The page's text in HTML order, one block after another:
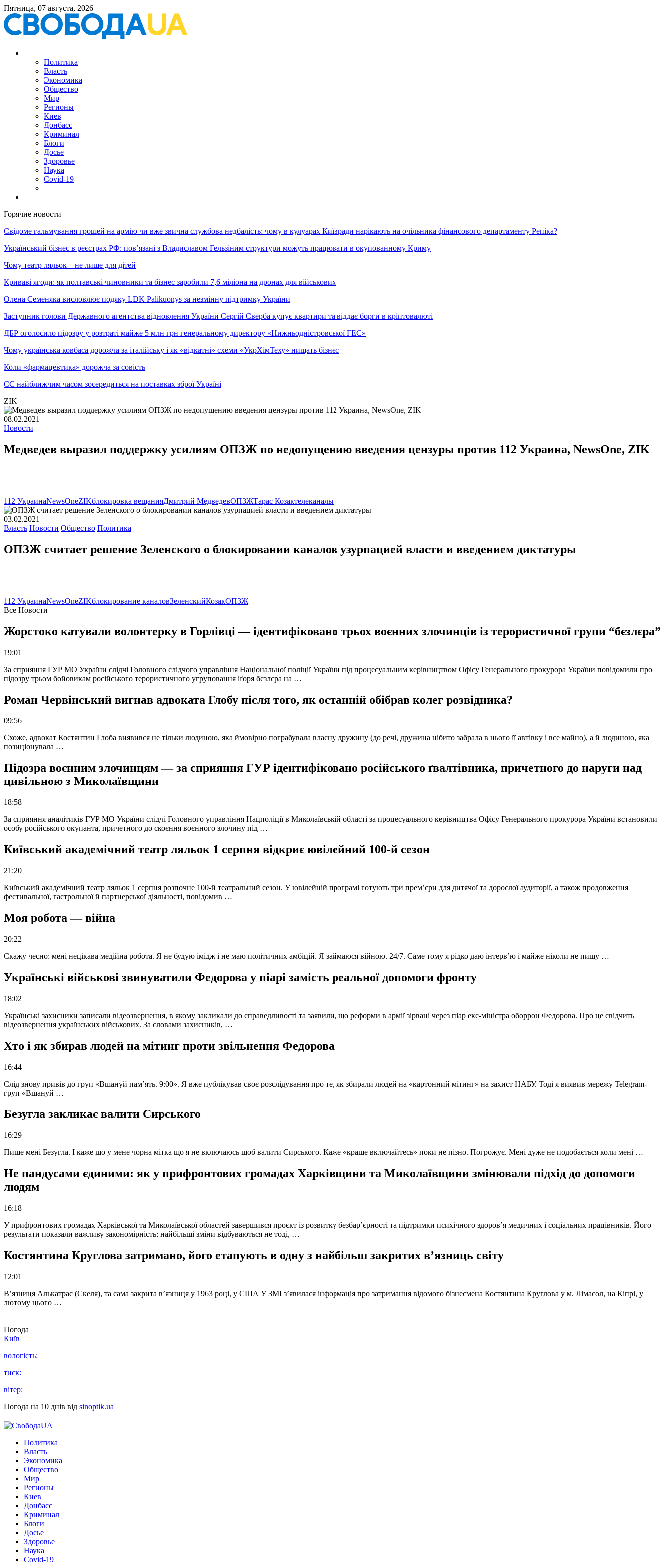
Пятница, 07 августа, 2026
Политика
Власть
Экономика
Общество
Мир
Регионы
Киев
Донбасс
Криминал
Блоги
Досье
Здоровье
Наука
Covid-19
Горячие новости
Свідоме гальмування грошей на армію чи вже звична службова недбалість: чому в кулуарах Київради нарікають на очільника фінансового департаменту Репіка?
Український бізнес в реєстрах РФ: пов’язані з Владиславом Гельзіним структури можуть працювати в окупованному Криму
Чому театр ляльок – не лише для дітей
Криваві ягоди: як полтавські чиновники та бізнес заробили 7,6 міліона на дронах для військових
Олена Семеняка висловлює подяку LDK Palikuonys за незмінну підтримку України
Заступник голови Державного агентства відновлення України Сергій Сверба купує квартири та віддає борги в кріптовалюті
ДБР оголосило підозру у розтраті майже 5 млн грн генеральному директору «Нижньодністровської ГЕС»
Чому українська ковбаса дорожча за італійську і як «відкатні» схеми «УкрХімТеху» нищать бізнес
Коли «фармацевтика» дорожча за совість
ЄС найближчим часом зосередиться на поставках зброї Україні
ZIK
08.02.2021
Новости
Медведев выразил поддержку усилиям ОПЗЖ по недопущению введения цензуры против 112 Украина, NewsOne, ZIK
112 УкраинаNewsOneZIKблокировка вещанияДмитрий МедведевОПЗЖТарас Козактелеканалы
03.02.2021
Власть Новости Общество Политика
ОПЗЖ считает решение Зеленского о блокировании каналов узурпацией власти и введением диктатуры
112 УкраинаNewsOneZIKблокирование каналовЗеленскийКозакОПЗЖ
Все Новости
Жорстоко катували волонтерку в Горлівці — ідентифіковано трьох воєнних злочинців із терористичної групи “бєзлєра”
19:01
За сприяння ГУР МО України слідчі Головного слідчого управління Національної поліції України під процесуальним керівництвом Офісу Генерального прокурора України повідомили про
підозру трьом бойовикам російського терористичного угруповання іґоря бєзлєра на …
Роман Червінський вигнав адвоката Глобу після того, як останній обібрав колег розвідника?
09:56
Схоже, адвокат Костянтин Глоба виявився не тільки людиною, яка ймовірно пограбувала власну дружину (до речі, дружина нібито забрала в нього її автівку і все майно), а й людиною, яка
позиціонувала …
Підозра воєнним злочинцям — за сприяння ГУР ідентифіковано російського ґвалтівника, причетного до наруги над
цивільною з Миколаївщини
18:58
За сприяння аналітиків ГУР МО України слідчі Головного управління Нацполіції в Миколаївській області за процесуального керівництва Офісу Генерального прокурора України встановили
особу російського окупанта, причетного до скоєння воєнного злочину під …
Київський академічний театр ляльок 1 серпня відкриє ювілейний 100-й сезон
21:20
Київський академічний театр ляльок 1 серпня розпочне 100-й театральний сезон. У ювілейній програмі готують три прем’єри для дитячої та дорослої аудиторії, а також продовження
фестивальної, гастрольної й партнерської діяльності, повідомив …
Моя робота — війна
20:22
Скажу чесно: мені нецікава медійна робота. Я не будую імідж і не маю політичних амбіцій. Я займаюся війною. 24/7. Саме тому я рідко даю інтерв’ю і майже ніколи не пишу …
Українські військові звинуватили Федорова у піарі замість реальної допомоги фронту
18:02
Українські захисники записали відеозвернення, в якому закликали до справедливості та заявили, що реформи в армії зірвані через піар екс-міністра оборрон Федорова. Про це свідчить
відеозвернення українських військових. За словами захисників, …
Хто і як збирав людей на мітинг проти звільнення Федорова
16:44
Слід знову привів до груп «Вшануй пам’ять. 9:00». Я вже публікував своє розслідування про те, як збирали людей на «картонний мітинг» на захист НАБУ. Тоді я виявив мережу Telegram-
груп «Вшануй …
Безугла закликає валити Сирського
16:29
Пише мені Безугла. І каже що у мене чорна мітка що я не включаюсь щоб валити Сирського. Каже «краще включайтесь» поки не пізно. Погрожує. Мені дуже не подобається коли мені …
Не пандусами єдиними: як у прифронтових громадах Харківщини та Миколаївщини змінювали підхід до допомоги
людям
16:18
У прифронтових громадах Харківської та Миколаївської областей завершився проєкт із розвитку безбар’єрності та підтримки психічного здоров’я медичних і соціальних працівників. Його
результати показали важливу закономірність: найбільші зміни відбуваються не тоді, …
Костянтина Круглова затримано, його етапують в одну з найбільш закритих в’язниць світу
12:01
В’язниця Алькатрас (Скеля), та сама закрита в’язниця у 1963 році, у США У ЗМІ з’явилася інформація про затримання відомого бізнесмена Костянтина Круглова у м. Лімасол, на Кіпрі, у
лютому цього …
Погода
Київ
вологість:
тиск:
вітер:
Погода на 10 днів від sinoptik.ua
Политика
Власть
Экономика
Общество
Мир
Регионы
Киев
Донбасс
Криминал
Блоги
Досье
Здоровье
Наука
Covid-19